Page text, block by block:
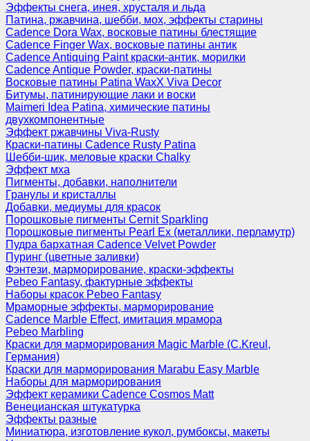
Эффекты снега, инея, хрусталя и льда
Патина, ржавчина, шебби, мох, эффекты старины
Cadence Dora Wax, восковые патины блестящие
Cadence Finger Wax, восковые патины антик
Сadence Antiquing Paint краски-антик, морилки
Cadence Antique Powder, краски-патины
Восковые патины Patina WaxX Viva Decor
Битумы, патинирующие лаки и воски
Maimeri Idea Patina, химические патины
двухкомпонентные
Эффект ржавчины Viva-Rusty
Краски-патины Cadence Rusty Patina
Шебби-шик, меловые краски Chalky
Эффект мха
Пигменты, добавки, наполнители
Гранулы и кристаллы
Добавки, медиумы для красок
Порошковые пигменты Cernit Sparkling
Порошковые пигменты Pearl Ex (металлики, перламутр)
Пудра бархатная Cadence Velvet Powder
Пуринг (цветные заливки)
Фэнтези, марморирование, краски-эффекты
Pebeo Fantasy, фактурные эффекты
Наборы красок Pebeo Fantasy
Мраморные эффекты, марморирование
Cadence Marble Effect, имитация мрамора
Pebeo Marbling
Краски для марморирования Magic Marble (C.Kreul,
Германия)
Краски для марморирования Marabu Easy Marble
Наборы для марморирования
Эффект керамики Cadence Cosmos Matt
Венецианская штукатурка
Эффекты разные
Миниатюра, изготовление кукол, румбоксы, макеты